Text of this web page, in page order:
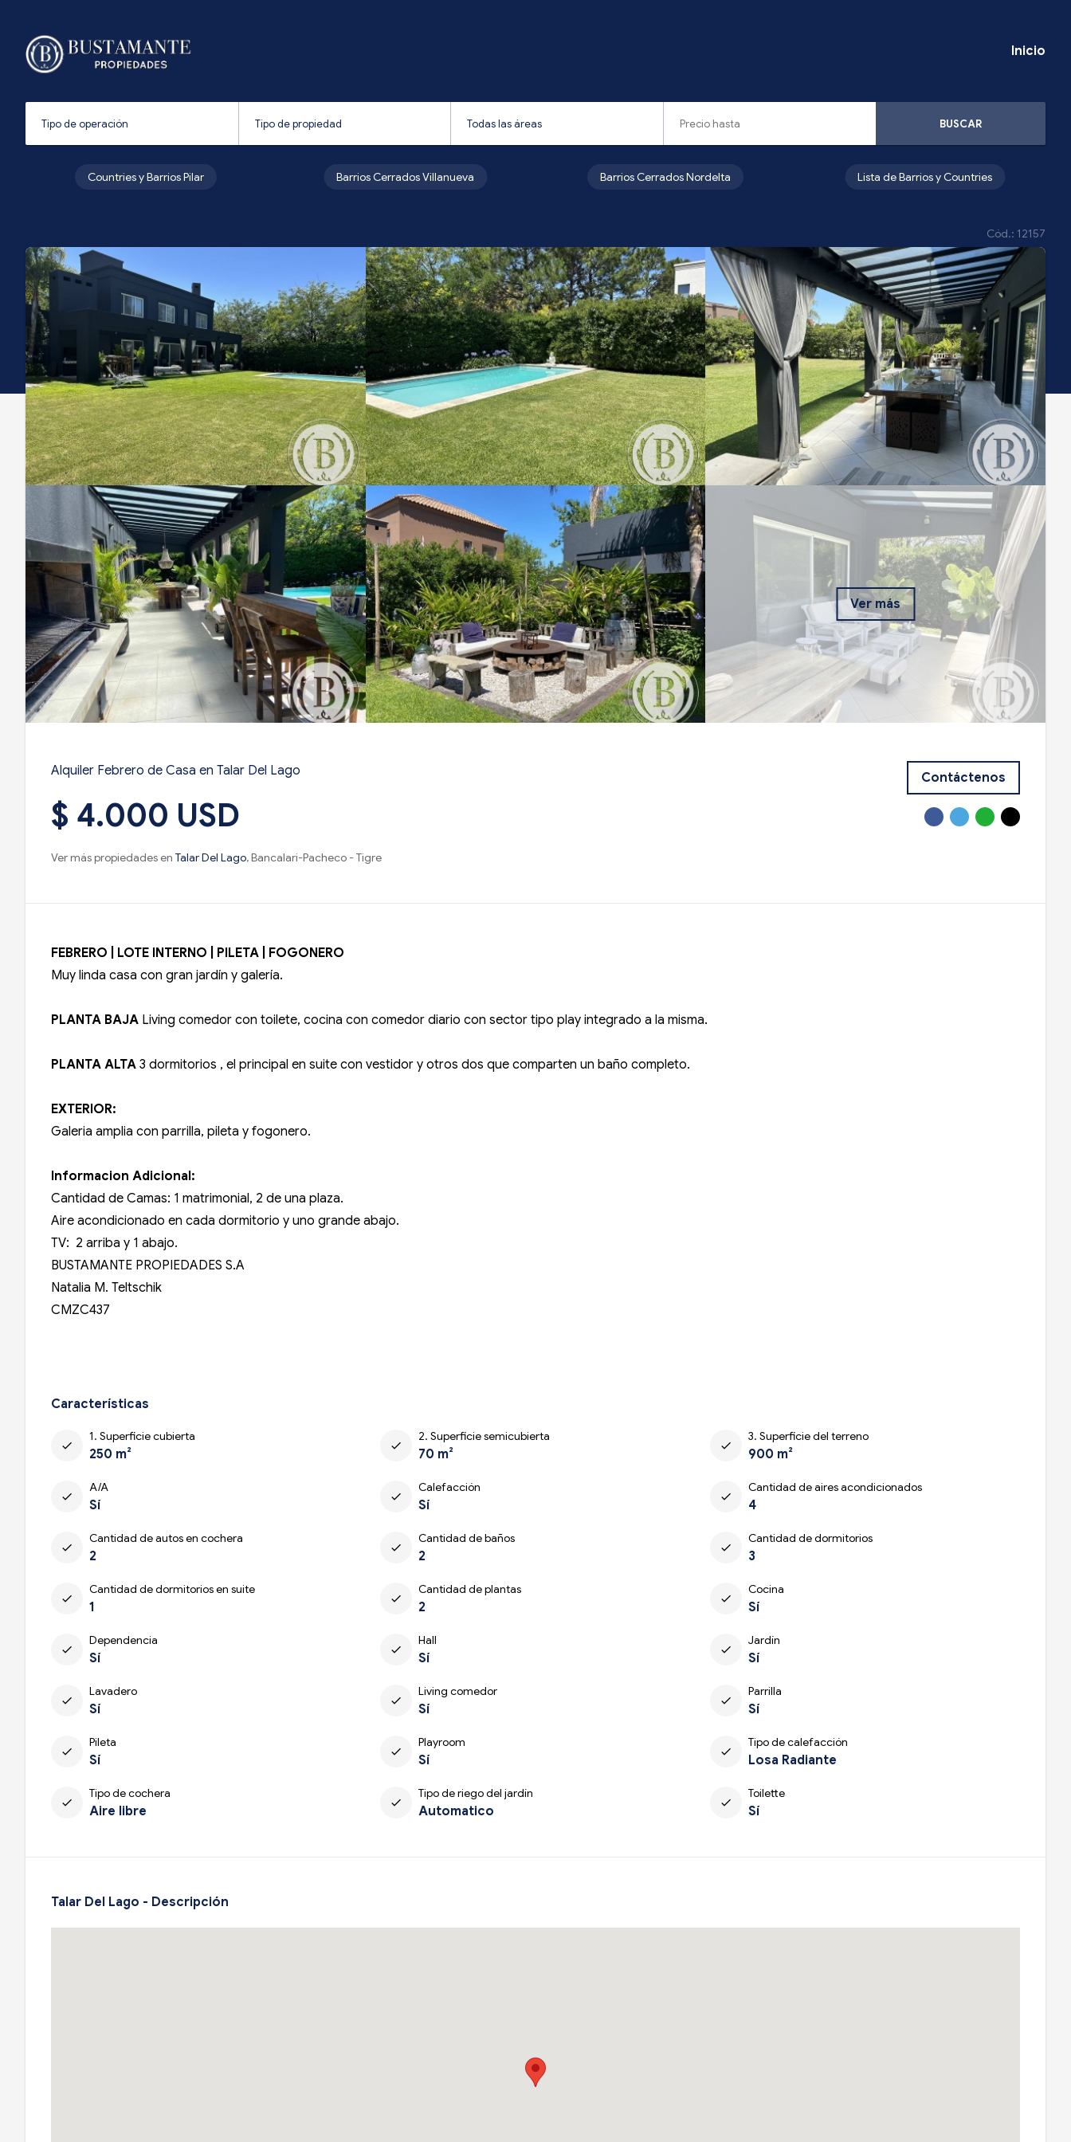
Inicio
BUSCAR
Countries y Barrios Pilar Barrios Cerrados Villanueva Barrios Cerrados Nordelta Lista de Barrios y Countries
Cód.: 12157
Ver más
Alquiler Febrero de Casa en Talar Del Lago
$ 4.000 USD
Ver más propiedades en Talar Del Lago, Bancalari-Pacheco - Tigre
Contáctenos
FEBRERO | LOTE INTERNO | PILETA | FOGONERO
Muy linda casa con gran jardín y galería.
PLANTA BAJA Living comedor con toilete, cocina con comedor diario con sector tipo play integrado a la misma.
PLANTA ALTA 3 dormitorios , el principal en suite con vestidor y otros dos que comparten un baño completo.
EXTERIOR:
Galeria amplia con parrilla, pileta y fogonero.
Informacion Adicional:
Cantidad de Camas: 1 matrimonial, 2 de una plaza.
Aire acondicionado en cada dormitorio y uno grande abajo.
TV: 2 arriba y 1 abajo.
BUSTAMANTE PROPIEDADES S.A
Natalia M. Teltschik
CMZC437
Características
check
1. Superficie cubierta
250 m²
check
2. Superficie semicubierta
70 m²
check
3. Superficie del terreno
900 m²
check
A/A
Sí
check
Calefacción
Sí
check
Cantidad de aires acondicionados
4
check
Cantidad de autos en cochera
2
check
Cantidad de baños
2
check
Cantidad de dormitorios
3
check
Cantidad de dormitorios en suite
1
check
Cantidad de plantas
2
check
Cocina
Sí
check
Dependencia
Sí
check
Hall
Sí
check
Jardín
Sí
check
Lavadero
Sí
check
Living comedor
Sí
check
Parrilla
Sí
check
Pileta
Sí
check
Playroom
Sí
check
Tipo de calefacción
Losa Radiante
check
Tipo de cochera
Aire libre
check
Tipo de riego del jardín
Automatico
check
Toilette
Sí
Talar Del Lago - Descripción